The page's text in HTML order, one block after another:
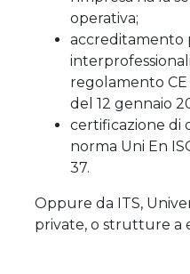
operativa;
accreditamento
regolamento CE
del 12 gennaio
certificazione di
norma Uni En
37.
Oppure da ITS,
private, o strutture a